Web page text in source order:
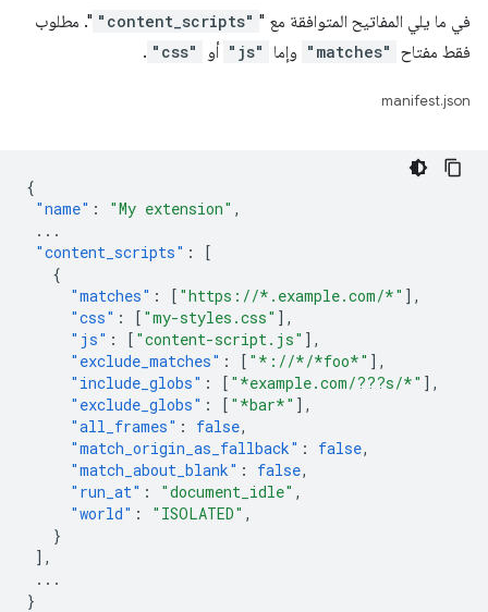
في ما يلي المفاتيح المتوافقة مع " "content_scripts" ". مطلوب
فقط مفتاح "matches" وإما "js" أو "css"
.
manifest.json
{
"name" : "My extension" ,
...
"content_scripts" :
[
{
"matches" : [ "https://*.example.com/*" ],
"css" : [ "my-styles.css" ],
"js" : [ "content-script.js" ],
"exclude_matches" : [ "*://*/*foo*" ],
"include_globs" : [ "*example.com/???s/*" ],
"exclude_globs" : [ "*bar*" ],
"all_frames" : false,
"match_origin_as_fallback" : false,
"match_about_blank" : false,
"run_at" : "document_idle" ,
"world" : "ISOLATED" ,
}
],
...
}